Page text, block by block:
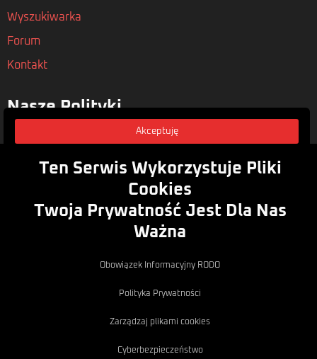
Wyszukiwarka
Forum
Kontakt
Nasze Polityki
Zasubskrybuj
Zapisz się do naszego newsletera, aby być na bieżąco z
Copyright © 2012 - 2026 MojaBryka.pl.
Wszystkie prawa zastrzeżone.
Akceptuję
Ten Serwis Wykorzystuje Pliki
Cookies
Twoja Prywatność Jest Dla Nas
Ważna
Obowiązek Informacyjny RODO
Polityka Prywatności
Zarządzaj plikami cookies
Cyberbezpieczeństwo